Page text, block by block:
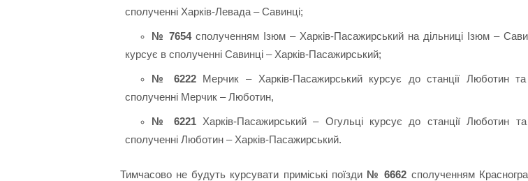
сполученні Харків-Левада – Савинці;
№ 7654 сполученням Ізюм – Харків-Пасажирський на дільниці Ізюм –
курсує в сполученні Савинці – Харків-Пасажирський;
№ 6222Мерчик – Харків-Пасажирський курсує до станції Люботин
сполученні Мерчик – Люботин,
№ 6221Харків-Пасажирський – Огульці курсує до станції Люботин
сполученні Люботин – Харків-Пасажирський.
Тимчасово не будуть курсувати приміські поїзди № 6662 сполученням